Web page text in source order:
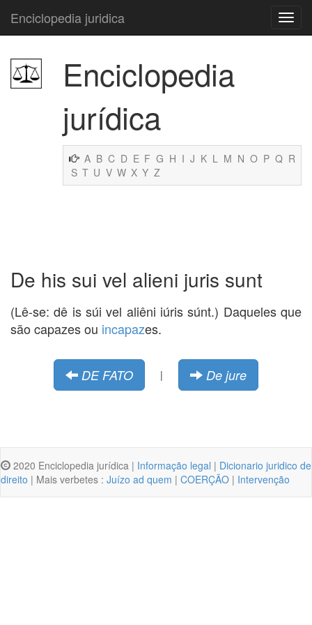
Enciclopedia juridica
Enciclopedia
jurídica
A B C D E F G H I J K L M N O P Q R
S T U V W X Y Z
De his sui vel alieni juris sunt
(Lê-se: dê is súi vel aliêni iúris súnt.) Daqueles que
são capazes ou incapazes.
DE FATO | De jure
2020 Enciclopedia jurídica | Informação legal | Dicionario juridico de
direito | Mais verbetes : Juízo ad quem | COERÇÃO | Intervenção